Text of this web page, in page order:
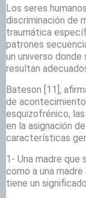
Los seres
discriminación de
traumática
patrones
un universo
resultan
Bateson [11],
de
esquizofrénico,
en la asignación
características
1- Una madre que
como a una
tiene un